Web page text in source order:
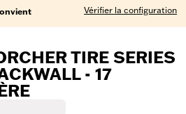
Vérifier la configuration
TIRE SERIES
- 17